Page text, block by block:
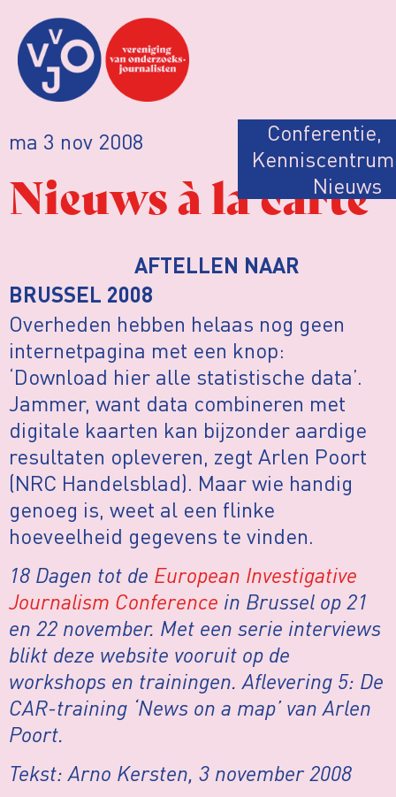
ma 3 nov 2008 Conferentie,
Kenniscentrum
Nieuws
Nieuws à la carte
AFTELLEN NAAR
BRUSSEL 2008
Overheden hebben helaas nog geen
internetpagina met een knop:
‘Download hier alle statistische data’.
Jammer, want data combineren met
digitale kaarten kan bijzonder aardige
resultaten opleveren, zegt Arlen Poort
(NRC Handelsblad). Maar wie handig
genoeg is, weet al een flinke
hoeveelheid gegevens te vinden.
18 Dagen tot de European Investigative
Journalism Conference in Brussel op 21
en 22 november. Met een serie interviews
blikt deze website vooruit op de
workshops en trainingen. Aflevering 5: De
CAR-training ‘News on a map’ van Arlen
Poort.
Tekst: Arno Kersten, 3 november 2008